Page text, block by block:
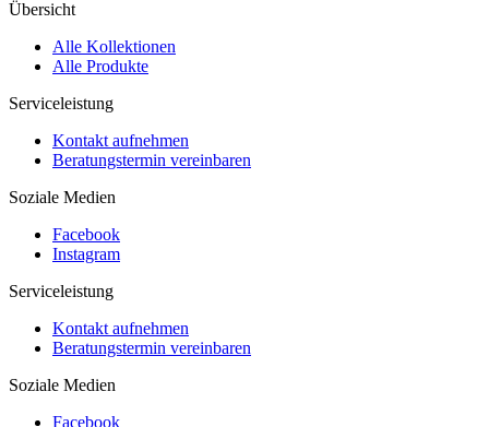
Übersicht
Alle Kollektionen
Alle Produkte
Serviceleistung
Kontakt aufnehmen
Beratungstermin vereinbaren
Soziale Medien
Facebook
Instagram
Serviceleistung
Kontakt aufnehmen
Beratungstermin vereinbaren
Soziale Medien
Facebook